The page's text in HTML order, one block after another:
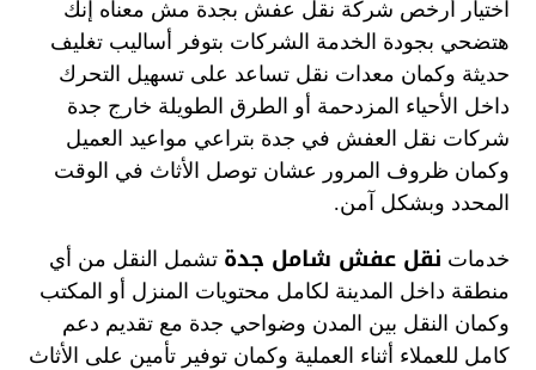
اختيار أرخص شركة نقل عفش بجدة مش معناه إنك
هتضحي بجودة الخدمة الشركات بتوفر أساليب تغليف
حديثة وكمان معدات نقل تساعد على تسهيل التحرك
داخل الأحياء المزدحمة أو الطرق الطويلة خارج جدة
شركات نقل العفش في جدة بتراعي مواعيد العميل
وكمان ظروف المرور عشان توصل الأثاث في الوقت
المحدد وبشكل آمن.
خدمات نقل عفش شامل جدة تشمل النقل من أي
منطقة داخل المدينة لكامل محتويات المنزل أو المكتب
وكمان النقل بين المدن وضواحي جدة مع تقديم دعم
كامل للعملاء أثناء العملية وكمان توفير تأمين على الأثاث